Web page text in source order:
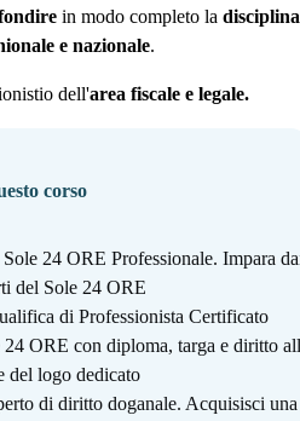
in modo completo la disciplina
e nazionale.
dell'area fiscale e legale.
corso
24 ORE Professionale. Impara
del Sole 24 ORE
di Professionista Certificato
ORE con diploma, targa e diritto
del logo dedicato
di diritto doganale. Acquisisci una